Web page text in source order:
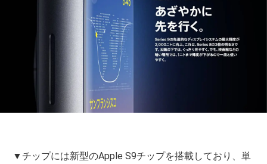
▼チップには新型のApple S9チップを搭載しており、単